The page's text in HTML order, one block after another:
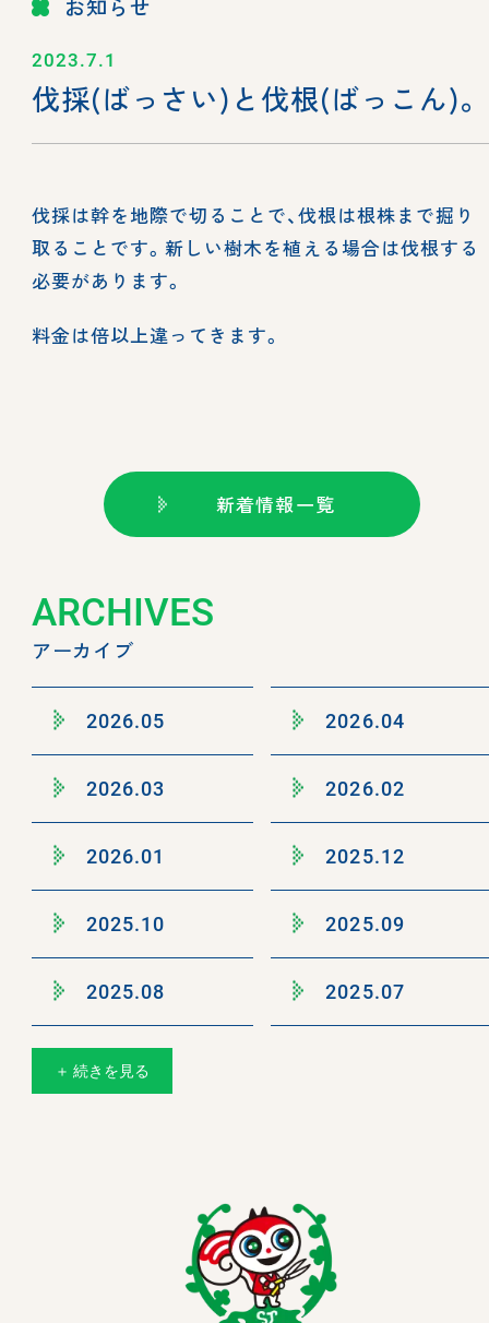
お知らせ
2023.7.1
伐採(ばっさい)と伐根(ばっこん)。
伐採は幹を地際で切ることで、伐根は根株まで掘り
取ることです。新しい樹木を植える場合は伐根する
必要があります。
料金は倍以上違ってきます。
新着情報一覧
ARCHIVES
アーカイブ
2026.05 2026.04
2026.03 2026.02
2026.01 2025.12
2025.10 2025.09
2025.08 2025.07
＋ 続きを見る